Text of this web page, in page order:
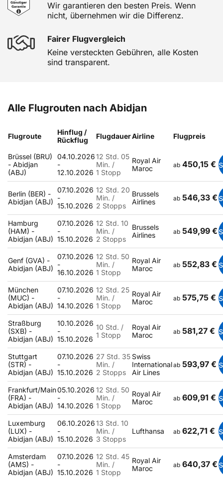
Wir garantieren den besten Preis. Wenn
nicht, übernehmen wir die Differenz.
Fairer Flugvergleich
Keine versteckten Gebühren, alle Kosten
sind transparent.
Alle Flugrouten nach Abidjan
Flugroute
Hinflug /
Rückflug
FlugdauerAirline Flugpreis
Brüssel (BRU)
- Abidjan
(ABJ)
04.10.2026
-
12.10.2026
12 Std. 05
Min. /
1 Stopp
Royal Air
Maroc
ab 450,15 €
Berlin (BER) -
Abidjan (ABJ)
07.10.2026
-
15.10.2026
12 Std. 20
Min. /
2 Stopps
Brussels
Airlines
ab 546,33 €
Hamburg
(HAM) -
Abidjan (ABJ)
07.10.2026
-
15.10.2026
12 Std. 10
Min. /
2 Stopps
Brussels
Airlines
ab 549,99 €
Genf (GVA) -
Abidjan (ABJ)
07.10.2026
-
16.10.2026
12 Std. 50
Min. /
1 Stopp
Royal Air
Maroc
ab 552,83 €
München
(MUC) -
Abidjan (ABJ)
07.10.2026
-
14.10.2026
12 Std. 25
Min. /
1 Stopp
Royal Air
Maroc
ab 575,75 €
Straßburg
(SXB) -
Abidjan (ABJ)
10.10.2026
-
15.10.2026
10 Std. /
1 Stopp
Royal Air
Maroc
ab 581,27 €
Stuttgart
(STR) -
Abidjan (ABJ)
07.10.2026
-
15.10.2026
27 Std. 35
Min. /
2 Stopps
Swiss
International
Air Lines
ab 593,97 €
Frankfurt/Main
(FRA) -
Abidjan (ABJ)
05.10.2026
-
14.10.2026
12 Std. 50
Min. /
1 Stopp
Royal Air
Maroc
ab 609,91 €
Luxemburg
(LUX) -
Abidjan (ABJ)
06.10.2026
-
15.10.2026
13 Std. 10
Min. /
3 Stopps
Lufthansa ab 622,71 €
Amsterdam
(AMS) -
Abidjan (ABJ)
07.10.2026
-
15.10.2026
12 Std. 45
Min. /
1 Stopp
Royal Air
Maroc
ab 640,37 €